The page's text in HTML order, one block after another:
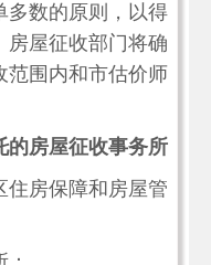
多数的原则，以得
房屋征收部门将确
范围内和市估价师
的房屋征收事务所
住房保障和房屋管